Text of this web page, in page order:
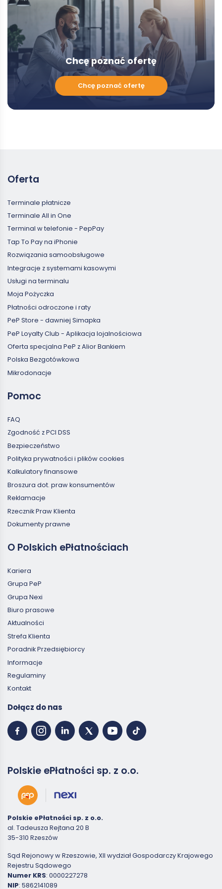
Chcę poznać ofertę
Chcę
Chcę poznać ofertę
Oferta
Terminale płatnicze
Terminale All in One
Terminal w telefonie - PepPay
Tap To Pay na iPhonie
Rozwiązania samoobsługowe
Integracje z systemami kasowymi
Usługi na terminalu
Moja Pożyczka
Płatności odroczone i raty
PeP Store - dawniej Simapka
PeP Loyalty Club - Aplikacja lojalnościowa
Oferta specjalna PeP z Alior Bankiem
Polska Bezgotówkowa
Mikrodonacje
Pomoc
FAQ
Zgodność z PCI DSS
Bezpieczeństwo
Polityka prywatności i plików cookies
Kalkulatory finansowe
Broszura dot. praw konsumentów
Reklamacje
Rzecznik Praw Klienta
Dokumenty prawne
O Polskich ePłatnościach
Kariera
Grupa PeP
Grupa Nexi
Biuro prasowe
Aktualności
Strefa Klienta
Poradnik Przedsiębiorcy
Informacje
Regulaminy
Kontakt
Dołącz do nas
Polskie ePłatności sp. z o.o.
Polskie ePłatności sp. z o.o.
al. Tadeusza Rejtana 20 B
35-310 Rzeszów
Sąd Rejonowy w Rzeszowie, XII wydział Gospodarczy Krajowego
Rejestru Sądowego
Numer KRS: 0000227278
NIP: 5862141089